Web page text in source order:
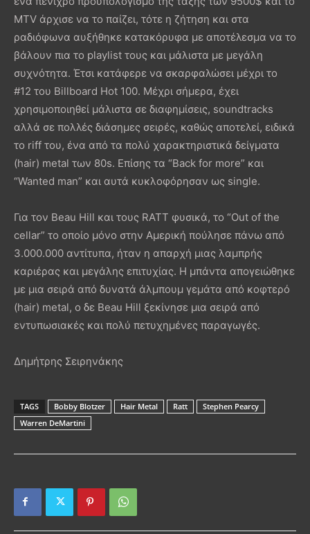
MTV άρχισε να το παίζει, τότε η ζήτηση και στα
ραδιόφωνα αυξήθηκε κατακόρυφα με αποτέλεσμα να το
βάλουν πια το playlist τους και μάλιστα με μεγάλη
συχνότητα. Έτσι κατάφερε να σκαρφαλώσει μέχρι το
#12 του Billboard Hot 100. Μέχρι σήμερα, έχει
χρησιμοποιηθεί μάλιστα σε διαφημίσεις, soundtracks
αλλά σε πολλές διάσημες σειρές, καθώς αποτελεί, ειδικά
το riff του, ένα από τα πολύ χαρακτηριστικά δείγματα
(hair) metal των 80s. Επίσης τα “Back for more” και
“Wanted man” και αυτά κυκλοφόρησαν ως single.
Για τον Beau Hill και τους RATT φυσικά, το “Out of the
cellar” το οποίο μόνο στην Αμερική πούλησε πάνω από
3.000.000 αντίτυπα, ήταν η απαρχή μιας λαμπρής
καριέρας και μεγάλης επιτυχίας. Η μπάντα απογειώθηκε
με μια σειρά από δυνατά άλμπουμ γεμάτα από κοφτερό
(hair) metal, ο δε Beau Hill ξεκίνησε μια σειρά από
εντυπωσιακές και πολύ πετυχημένες παραγωγές.
Δημήτρης Σειρηνάκης
TAGS Bobby Blotzer Hair Metal Ratt
Stephen Pearcy
Warren DeMartini